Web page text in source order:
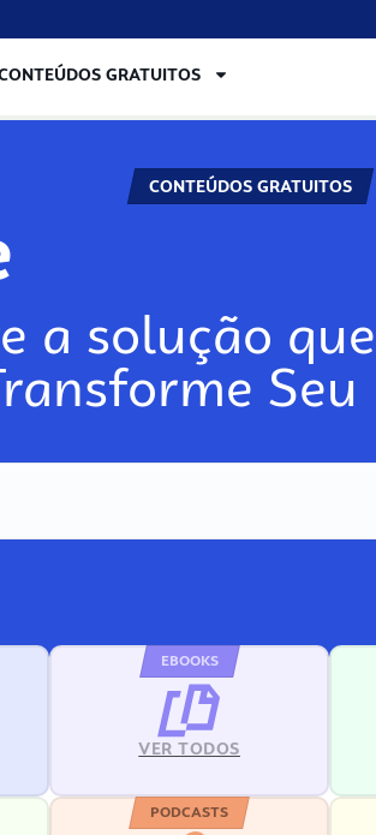
GRATUITOS
CONTEÚDOS GRATUITOS
a solução
Seu
EBOOKS
VER TODOS
PODCASTS